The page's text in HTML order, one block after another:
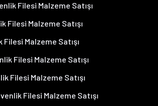
Filesi Malzeme Satışı
Filesi Malzeme Satışı
Filesi Malzeme Satışı
Filesi Malzeme Satışı
Filesi Malzeme Satışı
Filesi Malzeme Satışı